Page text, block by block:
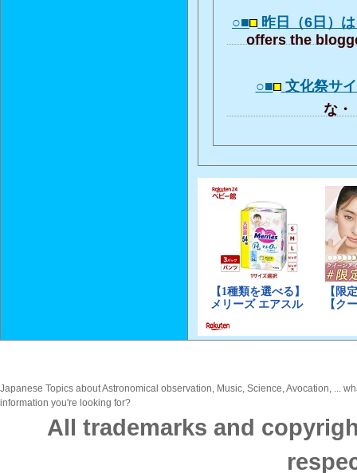
○■ 昨日（6日）
offers the
○■ 文化祭サ
な・
Japanese Topics about Astronomical observation, Music, Science, Avocation, ...
information you're looking for?
All trademarks and